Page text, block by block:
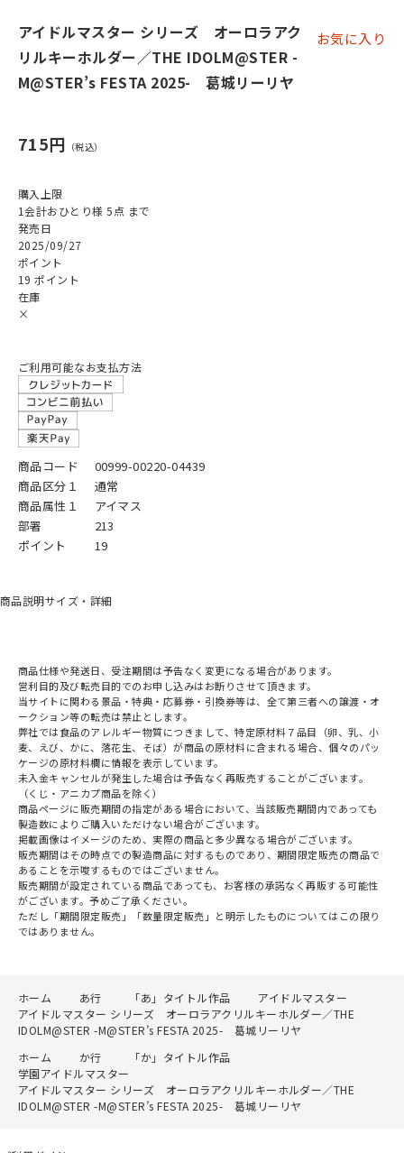
アイドルマスター シリーズ オーロラアク
リルキーホルダー／THE IDOLM@STER -
M@STER’s FESTA 2025- 葛城リーリヤ
お気に入り
715円
購入上限
1会計おひとり様 5点 まで
発売日
2025/09/27
ポイント
19 ポイント
在庫
×
ご利用可能なお支払方法
商品コード
00999-00220-04439
商品区分１
通常
商品属性１
アイマス
部署
213
ポイント
19
商品説明サイズ・詳細
商品仕様や発送日、受注期間は予告なく変更になる場合があります。
営利目的及び転売目的でのお申し込みはお断りさせて頂きます。
当サイトに関わる景品・特典・応募券・引換券等は、全て第三者への譲渡・オ
ークション等の転売は禁止とします。
弊社では食品のアレルギー物質につきまして、特定原材料７品目（卵、乳、小
麦、えび、かに、落花生、そば）が商品の原材料に含まれる場合、個々のパッ
ケージの原材料欄に情報を表示しています。
未入金キャンセルが発生した場合は予告なく再販売することがございます。
（くじ・アニカプ商品を除く）
商品ページに販売期間の指定がある場合において、当該販売期間内であっても
製造数によりご購入いただけない場合がございます。
掲載画像はイメージのため、実際の商品と多少異なる場合がございます。
販売期間はその時点での製造商品に対するものであり、期間限定販売の商品で
あることを示唆するものではございません。
販売期間が設定されている商品であっても、お客様の承諾なく再販する可能性
がございます。予めご了承ください。
ただし「期間限定販売」「数量限定販売」と明示したものについてはこの限り
ではありません。
ホーム あ行 「あ」タイトル作品
アイドルマスター
アイドルマスター シリーズ オーロラアクリルキーホルダー／THE
IDOLM@STER -M@STER’s FESTA 2025- 葛城リーリヤ
ホーム
か行
「か」タイトル作品
学園アイドルマスター
アイドルマスター シリーズ オーロラアクリルキーホルダー／THE
IDOLM@STER -M@STER’s FESTA 2025- 葛城リーリヤ